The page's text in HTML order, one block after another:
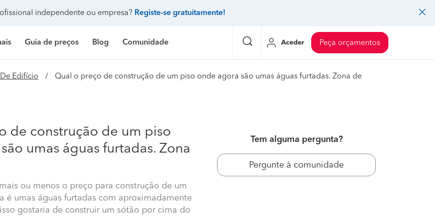
independente ou empresa? Registe-se gratuitamente!
Terraplanagem e demolições
Engenheiros
Topógrafos
Pintura
Jardinagem
Climatização e ar condicionado
Controlo de pragas
Sistemas de segurança
Faz tudo
Guia de preços
de casa
de escritório
de edifício
de piscina
Preço Construção de garagem
Preço Construção de casa contentor
Preço Construção de edifício
Preço Carpintaria e marcenaria
Preço Pintura
Preço Canalização
Preço Controlo de pragas
Blog
banho
Faz tudo
Decoração de interiores
Remodelação casa de banho
Comunidade
Pergunte à comunidade
Aceder Peça orçamentos
Edifício
Qual o preço de construção de um piso onde agora são umas águas furtadas. Zona de
de construção de um piso
umas águas furtadas. Zona
ou menos o preço para construção de um
é umas águas furtadas com aproximadamente
gostaria de construir um sótão por cima do
Tem alguma pergunta?
Pergunte à comunidade